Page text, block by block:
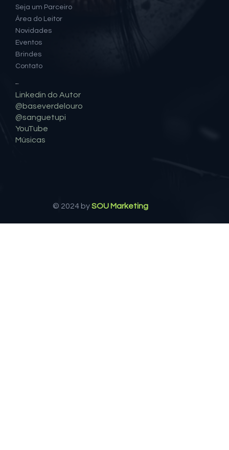
Seja um Parceiro
Área do Leitor
Novidades
Eventos
Brindes
Contato
Linkedin do Autor
@baseverdelouro
@sanguetupi
YouTube
Músicas
© 2024 by SOU Marketing